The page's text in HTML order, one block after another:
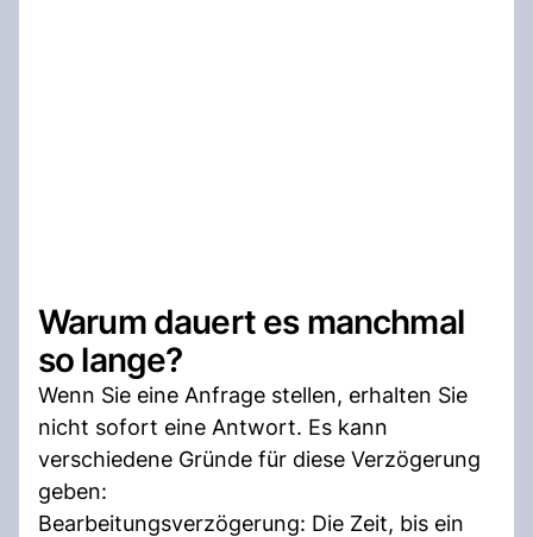
Warum dauert es manchmal
so lange?
Wenn Sie eine Anfrage stellen, erhalten Sie
nicht sofort eine Antwort. Es kann
verschiedene Gründe für diese Verzögerung
geben:
Bearbeitungsverzögerung: Die Zeit, bis ein